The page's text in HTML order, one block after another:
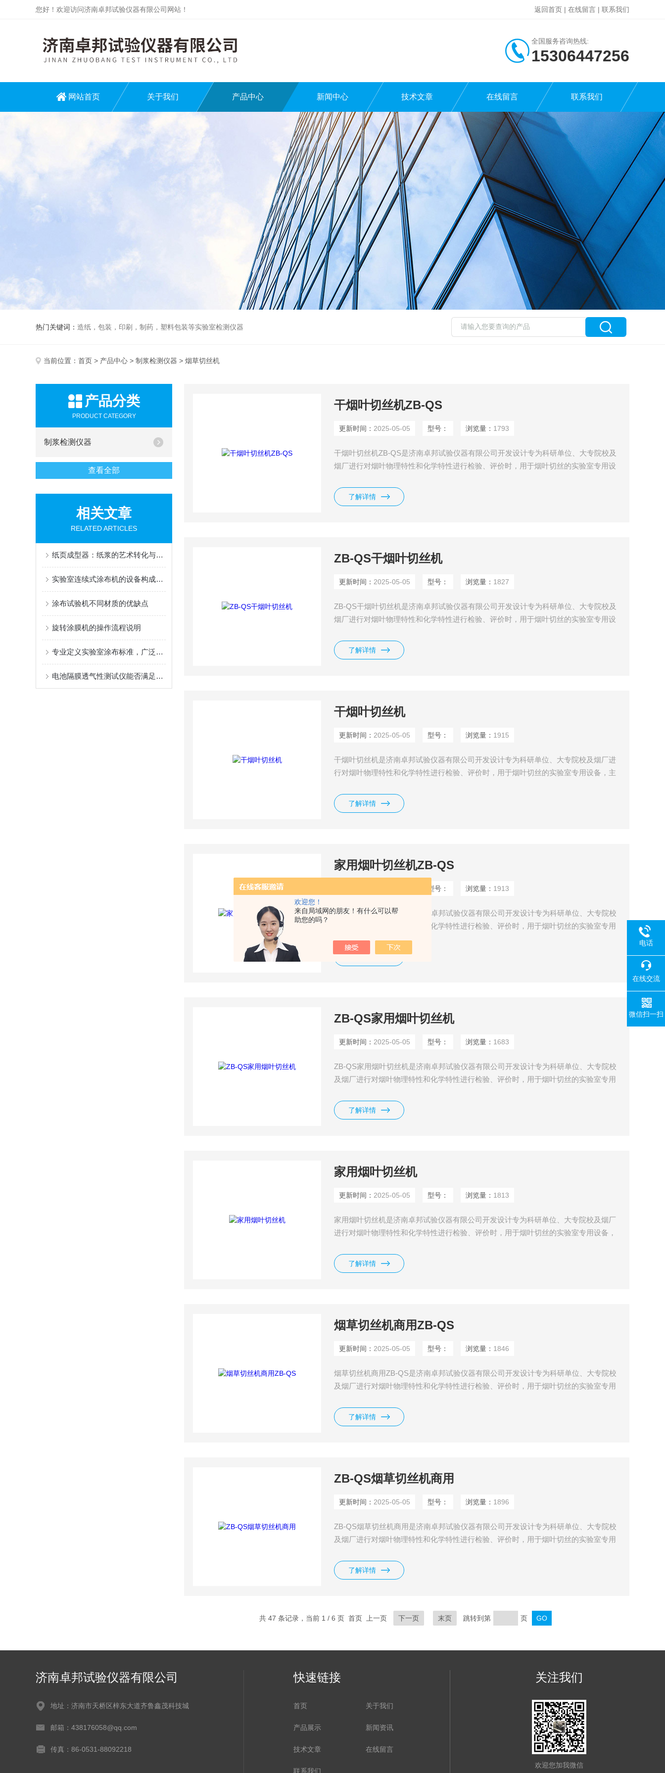
欢迎您！
来自局域网的朋友！有什么可以帮
助您的吗？
您好！欢迎访问济南卓邦试验仪器有限公司网站！ 返回首页 | 在线留言 | 联系我们
全国服务咨询热线:
15306447256
网站首页 关于我们 产品中心 新闻中心 技术文章 在线留言 联系我们
热门关键词： 造纸，包装，印刷，制药，塑料包装等实验室检测仪器
当前位置： 首页 > 产品中心 > 制浆检测仪器 > 烟草切丝机
产品分类
PRODUCT CATEGORY
制浆检测仪器
查看全部
相关文章
RELATED ARTICLES
纸页成型器：纸浆的艺术转化与科技的融合
实验室连续式涂布机的设备构成是怎样的？
涂布试验机不同材质的优缺点
旋转涂膜机的操作流程说明
专业定义实验室涂布标准，广泛赋能材料创新研发
电池隔膜透气性测试仪能否满足新能源行业的特殊要求？
干烟叶切丝机ZB-QS
更新时间： 2025-05-05 型号： 浏览量： 1793
干烟叶切丝机ZB-QS是济南卓邦试验仪器有限公司开发设计专为科研单位、大专院校及
烟厂进行对烟叶物理特性和化学特性进行检验、评价时，用于烟叶切丝的实验室专用设
备具有体积小、造型新颖美观、结构设计合理、噪音小、产量高、操作方便、切丝均匀
使用安全性高等特点。
了解详情
ZB-QS干烟叶切丝机
更新时间： 2025-05-05 型号： 浏览量： 1827
ZB-QS干烟叶切丝机是济南卓邦试验仪器有限公司开发设计专为科研单位、大专院校及
烟厂进行对烟叶物理特性和化学特性进行检验、评价时，用于烟叶切丝的实验室专用设
备具有体积小、造型新颖美观、结构设计合理、噪音小、产量高、操作方便、切丝均匀
使用安全性高等特点。
了解详情
干烟叶切丝机
更新时间： 2025-05-05 型号： 浏览量： 1915
干烟叶切丝机是济南卓邦试验仪器有限公司开发设计专为科研单位、大专院校及烟厂进
行对烟叶物理特性和化学特性进行检验、评价时，用于烟叶切丝的实验室专用设备，主
体积小、造型新颖美观、结构设计合理、噪音小、产量高、操作方便、切丝均匀使用安
全性高等特点。
了解详情
家用烟叶切丝机ZB-QS
型号： 浏览量： 1913
家用烟叶切丝机ZB-QS是济南卓邦试验仪器有限公司开发设计专为科研单位、大专院校
及烟厂进行对烟叶物理特性和化学特性进行检验、评价时，用于烟叶切丝的实验室专用
设备，主要用于从事烟叶调拨、配方开发、卷烟工艺等而设计的小型取样切丝设备。该
设备具有体积小、造型新颖美观、结构设计合理、噪音小、产量高、操作方便、切丝均
匀使用安全性高等特点。
了解详情
ZB-QS家用烟叶切丝机
更新时间： 2025-05-05 型号： 浏览量： 1683
ZB-QS家用烟叶切丝机是济南卓邦试验仪器有限公司开发设计专为科研单位、大专院校
及烟厂进行对烟叶物理特性和化学特性进行检验、评价时，用于烟叶切丝的实验室专用
设备具有体积小、造型新颖美观、结构设计合理、噪音小、产量高、操作方便、切丝均
匀使用安全性高等特点。
了解详情
家用烟叶切丝机
更新时间： 2025-05-05 型号： 浏览量： 1813
家用烟叶切丝机是济南卓邦试验仪器有限公司开发设计专为科研单位、大专院校及烟厂
进行对烟叶物理特性和化学特性进行检验、评价时，用于烟叶切丝的实验室专用设备，
有体积小、造型新颖美观、结构设计合理、噪音小、产量高、操作方便、切丝均匀使用
安全性高等特点。
了解详情
烟草切丝机商用ZB-QS
更新时间： 2025-05-05 型号： 浏览量： 1846
烟草切丝机商用ZB-QS是济南卓邦试验仪器有限公司开发设计专为科研单位、大专院校
及烟厂进行对烟叶物理特性和化学特性进行检验、评价时，用于烟叶切丝的实验室专用
设备具有体积小、造型新颖美观、结构设计合理、噪音小、产量高、操作方便、切丝均
匀使用安全性高等特点。
了解详情
ZB-QS烟草切丝机商用
更新时间： 2025-05-05 型号： 浏览量： 1896
ZB-QS烟草切丝机商用是济南卓邦试验仪器有限公司开发设计专为科研单位、大专院校
及烟厂进行对烟叶物理特性和化学特性进行检验、评价时，用于烟叶切丝的实验室专用
设备具有体积小、造型新颖美观、结构设计合理、噪音小、产量高、操作方便、切丝均
匀使用安全性高等特点。
了解详情
共 47 条记录，当前 1 / 6 页 首页 上一页 下一页 末页 跳转到第 页
济南卓邦试验仪器有限公司
地址：济南市天桥区梓东大道齐鲁鑫茂科技城
邮箱：438176058@qq.com
传真：86-0531-88092218
快速链接
首页 关于我们
产品展示 新闻资讯
技术文章 在线留言
联系我们
关注我们
欢迎您加我微信
电话
在线交流
微信扫一扫